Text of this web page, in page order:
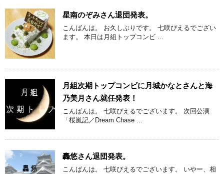
星南のぞみさん退団発表。
こんばんは。 お久しぶりです。 七咲ぴえるでござい
ます。 本日は月組トップコンビ ...
月組次期トップコンビに月城かなとさんと海
乃美月さん就任発表！
こんばんは。 七咲ぴえるでございます。 次回公演
「桜嵐記／Dream Chase ...
轟悠さん退団発表。
こんばんは。 七咲ぴえるでございます。 いやー、相